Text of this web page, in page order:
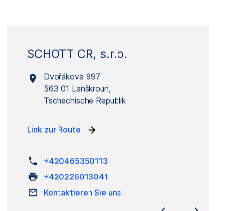
SCHOTT CR, s.r.o.
Dvořákova 997
563 01 Lanškroun,
Tschechische Republik
Link zur Route
+420465350113
+420226013041
Kontaktieren Sie uns